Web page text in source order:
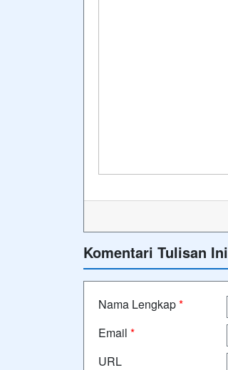
Komentari Tulisan Ini
Nama Lengkap*
Email *
URL